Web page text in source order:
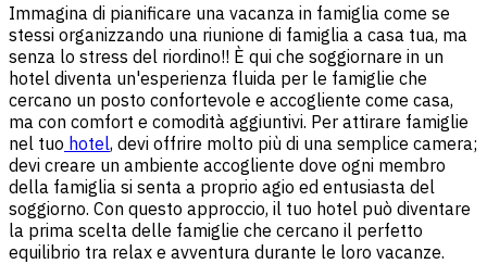
Immagina di pianificare una vacanza in famiglia come se
stessi organizzando una riunione di famiglia a casa tua, ma
senza lo stress del riordino!! È qui che soggiornare in un
hotel diventa un'esperienza fluida per le famiglie che
cercano un posto confortevole e accogliente come casa,
ma con comfort e comodità aggiuntivi. Per attirare famiglie
nel tuo hotel, devi offrire molto più di una semplice camera;
devi creare un ambiente accogliente dove ogni membro
della famiglia si senta a proprio agio ed entusiasta del
soggiorno. Con questo approccio, il tuo hotel può diventare
la prima scelta delle famiglie che cercano il perfetto
equilibrio tra relax e avventura durante le loro vacanze.